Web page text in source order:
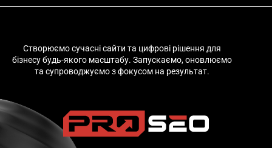
a
v
e
Створюємо сучасні сайти та цифрові рішення для
бізнесу будь-якого масштабу. Запускаємо, оновлюємо
та супроводжуємо з фокусом на результат.